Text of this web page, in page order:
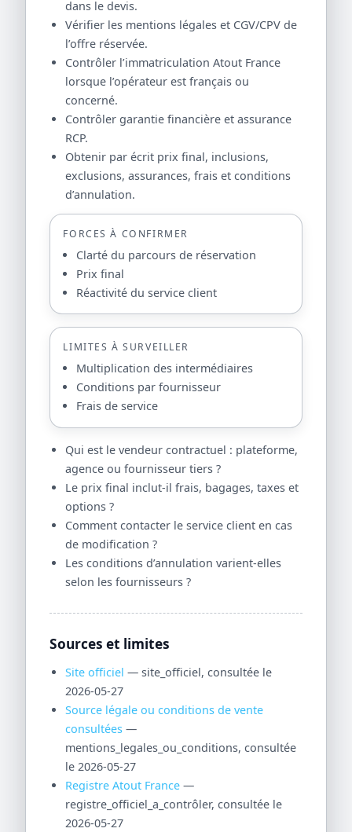
dans le devis.
Vérifier les mentions légales et CGV/CPV de
l’offre réservée.
Contrôler l’immatriculation Atout France
lorsque l’opérateur est français ou
concerné.
Contrôler garantie financière et assurance
RCP.
Obtenir par écrit prix final, inclusions,
exclusions, assurances, frais et conditions
d’annulation.
FORCES À CONFIRMER
Clarté du parcours de réservation
Prix final
Réactivité du service client
LIMITES À SURVEILLER
Multiplication des intermédiaires
Conditions par fournisseur
Frais de service
Qui est le vendeur contractuel : plateforme,
agence ou fournisseur tiers ?
Le prix final inclut-il frais, bagages, taxes et
options ?
Comment contacter le service client en cas
de modification ?
Les conditions d’annulation varient-elles
selon les fournisseurs ?
Sources et limites
Site officiel — site_officiel, consultée le
2026-05-27
Source légale ou conditions de vente
consultées—
mentions_legales_ou_conditions, consultée
le 2026-05-27
Registre Atout France—
registre_officiel_a_contrôler, consultée le
2026-05-27